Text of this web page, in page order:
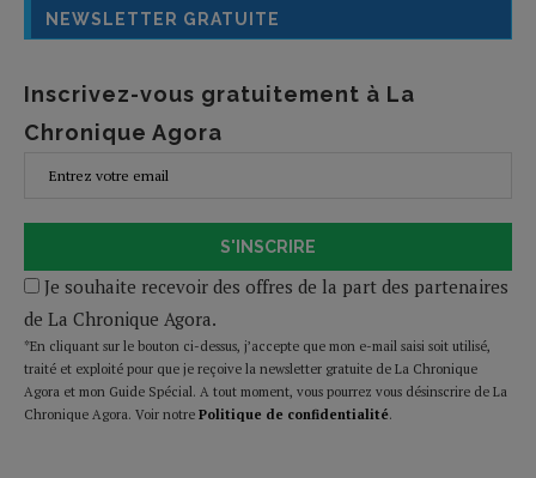
NEWSLETTER GRATUITE
Inscrivez-vous gratuitement à La
Chronique Agora
S'INSCRIRE
Je souhaite recevoir des offres de la part des partenaires
de La Chronique Agora.
*En cliquant sur le bouton ci-dessus, j’accepte que mon e-mail saisi soit utilisé,
traité et exploité pour que je reçoive la newsletter gratuite de La Chronique
Agora et mon Guide Spécial. A tout moment, vous pourrez vous désinscrire de La
Chronique Agora. Voir notre Politique de confidentialité.